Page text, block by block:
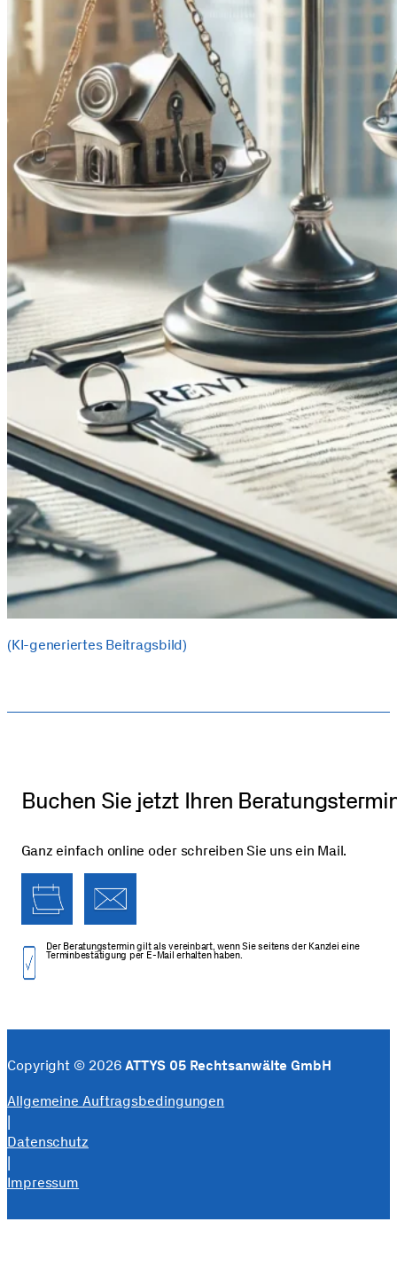
(KI-generiertes Beitragsbild)
Buchen Sie jetzt Ihren
Ganz einfach online oder schreiben Sie uns ein Mail.
Der Beratungs­termin gilt als vereinbart, wenn Sie seitens der Kanzlei eine
Termin­bestätigung per E-Mail erhalten haben.
Copyright © 2026ATTYS 05 Rechtsanwälte GmbH
Allgemeine Auftragsbedingungen
|
Datenschutz
|
Impressum